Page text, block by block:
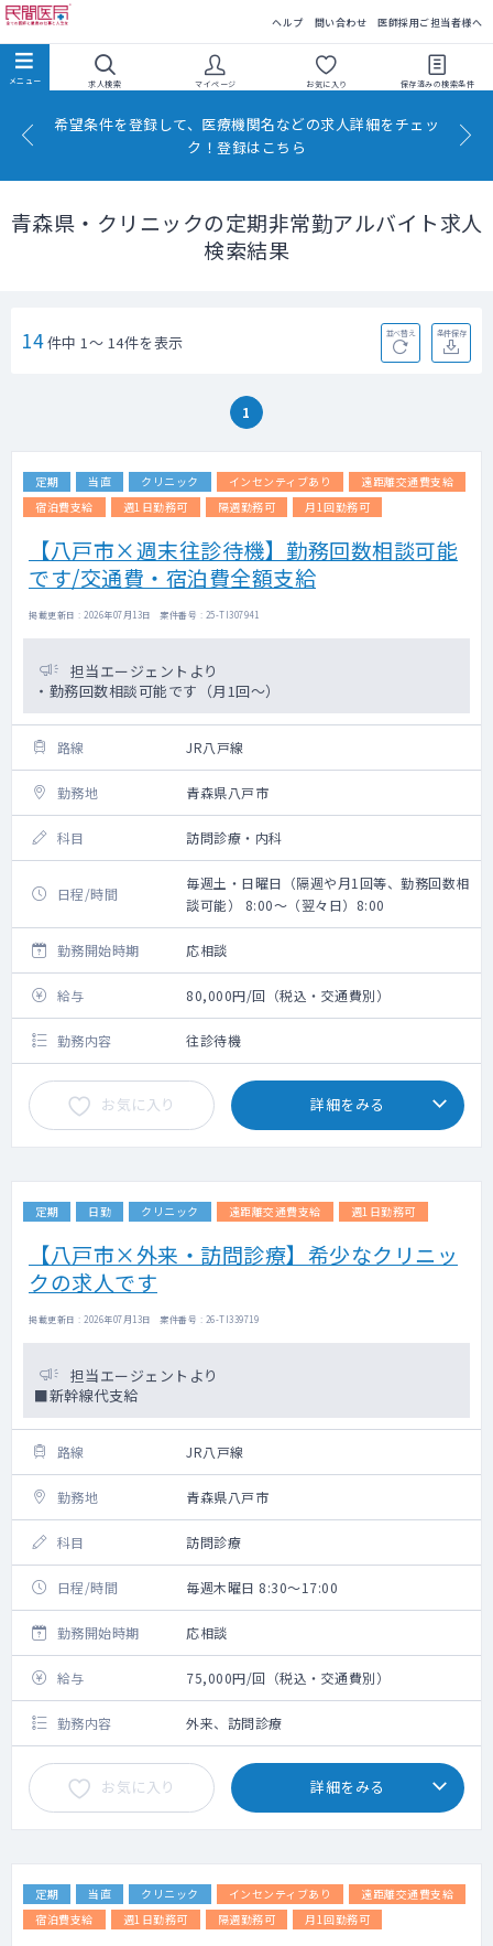
ヘルプ 問い合わせ 医師採用ご担当者様へ
求人検索 マイページ お気に入り 保存済みの検索条件
希望条件を登録して、医療機関名などの求人詳細をチェッ
ク！登録はこちら
青森県・クリニックの定期非常勤アルバイト求人
検索結果
14件中 1～ 14件を表示 並べ替え 条件保存
1
定期 当直 クリニック インセンティブあり
遠距離交通費支給
宿泊費支給
週1日勤務可 隔週勤務可 月1回勤務可
【八戸市×週末往診待機】勤務回数相談可能
です/交通費・宿泊費全額支給
掲載更新日 : 2026年07月13日 案件番号 : 25-TI307941
担当エージェントより
・勤務回数相談可能です（月1回～）
路線 JR八戸線
勤務地 青森県八戸市
科目 訪問診療・内科
日程/時間
毎週土・日曜日（隔週や月1回等、勤務回数相
談可能） 8:00～（翌々日）8:00
勤務開始時期 応相談
給与 80,000円/回（税込・交通費別）
勤務内容 往診待機
お気に入り 詳細をみる
定期 日勤 クリニック 遠距離交通費支給 週1日勤務可
【八戸市×外来・訪問診療】希少なクリニッ
クの求人です
掲載更新日 : 2026年07月13日 案件番号 : 26-TI339719
担当エージェントより
■新幹線代支給
路線 JR八戸線
勤務地 青森県八戸市
科目 訪問診療
日程/時間 毎週木曜日 8:30～17:00
勤務開始時期 応相談
給与 75,000円/回（税込・交通費別）
勤務内容 外来、訪問診療
お気に入り 詳細をみる
定期 当直 クリニック インセンティブあり
遠距離交通費支給
宿泊費支給
週1日勤務可 隔週勤務可 月1回勤務可